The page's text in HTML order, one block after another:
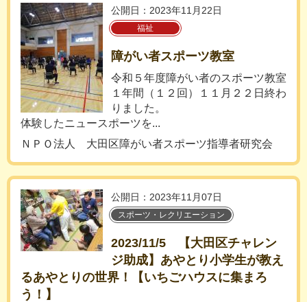
公開日：2023年11月22日
福祉
障がい者スポーツ教室
令和５年度障がい者のスポーツ教室
１年間（１２回）１１月２２日終わ
りました。
体験したニュースポーツを...
ＮＰＯ法人 大田区障がい者スポーツ指導者研究会
公開日：2023年11月07日
スポーツ・レクリエーション
2023/11/5 【大田区チャレン
ジ助成】あやとり小学生が教え
るあやとりの世界！【いちごハウスに集まろ
う！】